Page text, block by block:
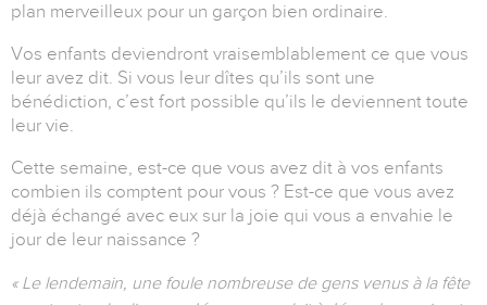
plan merveilleux pour un garçon bien ordinaire.
Vos enfants deviendront vraisemblablement ce que vous
leur avez dit. Si vous leur dîtes qu’ils sont une
bénédiction, c’est fort possible qu’ils le deviennent toute
leur vie.
Cette semaine, est-ce que vous avez dit à vos enfants
combien ils comptent pour vous ? Est-ce que vous avez
déjà échangé avec eux sur la joie qui vous a envahie le
jour de leur naissance ?
« Le lendemain, une foule nombreuse de gens venus à la fête